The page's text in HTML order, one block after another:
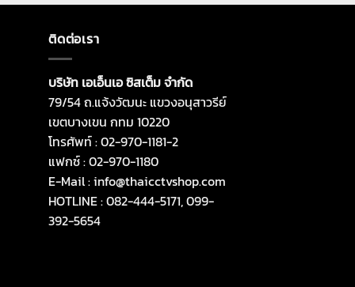
ติดต่อเรา
บริษัท เอเอ็นเอ ซิสเต็ม จำกัด
79/54 ถ.แจ้งวัฒนะ แขวงอนุสาวรีย์
เขตบางเขน กทม 10220
โทรศัพท์ : 02-970-1181-2
แฟกซ์ : 02-970-1180
E-Mail : info@thaicctvshop.com
HOTLINE : 082-444-5171, 099-
392-5654